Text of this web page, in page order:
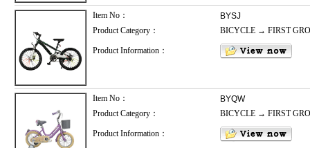
Item No：
BYSJ
Product Category：
BICYCLE → FIRST
Product Information：
Item No：
BYQW
Product Category：
BICYCLE → FIRST
Product Information：